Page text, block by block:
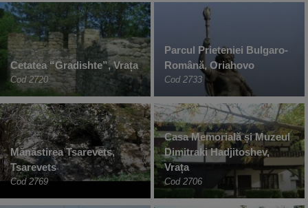
Cetatea “Gradishte”, Vrața
Cod 2720
Parcul Prieteniei Bulgaro-
Română, Oriahovo
Cod 2733
Mănăstirea Tsarevets,
Tsarevets
Cod 2769
Casa Memorială și Muzeul
Dimitraki Hadjitoshev,
Vrața
Cod 2706